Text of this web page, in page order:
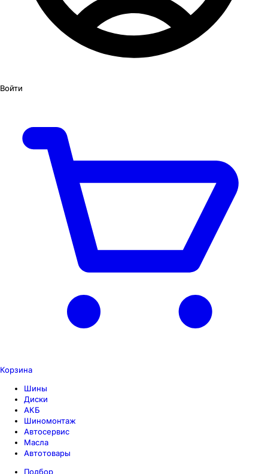
Войти
Корзина
Шины
Диски
АКБ
Шиномонтаж
Автосервис
Масла
Автотовары
Подбор